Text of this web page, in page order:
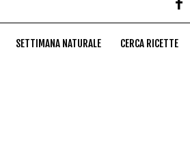
SETTIMANA NATURALE CERCA RICETTE